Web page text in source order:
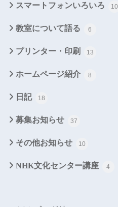
スマートフォンいろいろ 10
教室について語る 6
プリンター・印刷 13
ホームページ紹介 8
日記 18
募集お知らせ 37
その他お知らせ 10
NHK文化センター講座 4